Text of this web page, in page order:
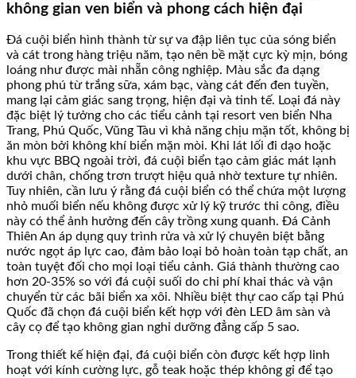
không gian ven biển và phong cách hiện đại
Đá cuội biển hình thành từ sự va đập liên tục của sóng biển
và cát trong hàng triệu năm, tạo nên bề mặt cực kỳ mịn, bóng
loáng như được mài nhẵn công nghiệp. Màu sắc đa dạng
phong phú từ trắng sữa, xám bạc, vàng cát đến đen tuyền,
mang lại cảm giác sang trọng, hiện đại và tinh tế. Loại đá này
đặc biệt lý tưởng cho các tiểu cảnh tại resort ven biển Nha
Trang, Phú Quốc, Vũng Tàu vì khả năng chịu mặn tốt, không bị
ăn mòn bởi không khí biển mặn mòi. Khi lát lối đi dạo hoặc
khu vực BBQ ngoài trời, đá cuội biển tạo cảm giác mát lạnh
dưới chân, chống trơn trượt hiệu quả nhờ texture tự nhiên.
Tuy nhiên, cần lưu ý rằng đá cuội biển có thể chứa một lượng
nhỏ muối biển nếu không được xử lý kỹ trước thi công, điều
này có thể ảnh hưởng đến cây trồng xung quanh. Đá Cảnh
Thiên An áp dụng quy trình rửa và xử lý chuyên biệt bằng
nước ngọt áp lực cao, đảm bảo loại bỏ hoàn toàn tạp chất, an
toàn tuyệt đối cho mọi loại tiểu cảnh. Giá thành thường cao
hơn 20-35% so với đá cuội suối do chi phí khai thác và vận
chuyển từ các bãi biển xa xôi. Nhiều biệt thự cao cấp tại Phú
Quốc đã chọn đá cuội biển kết hợp với đèn LED âm sàn và
cây cọ để tạo không gian nghỉ dưỡng đẳng cấp 5 sao.
Trong thiết kế hiện đại, đá cuội biển còn được kết hợp linh
hoạt với kính cường lực, gỗ teak hoặc thép không gỉ để tạo